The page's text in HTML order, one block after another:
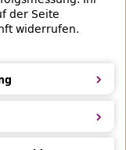
der Seite
widerrufen.